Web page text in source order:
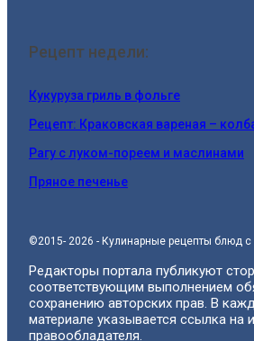
Рецепт недели:
Кукуруза гриль в фольге
Рецепт: Краковская вареная –
Рагу с луком-пореем и маслинами
Пряное печенье
©2015- 2026 - Кулинарные рецепты блюд
Редакторы портала публикуют
соответствующим выполнением
сохранению авторских прав. В
материале указывается ссылка на
правообладателя.